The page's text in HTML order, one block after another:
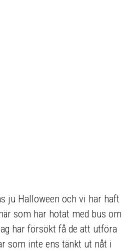
ju Halloween och vi har haft
som har hotat med bus om
har försökt få de att utföra
som inte ens tänkt ut nåt i